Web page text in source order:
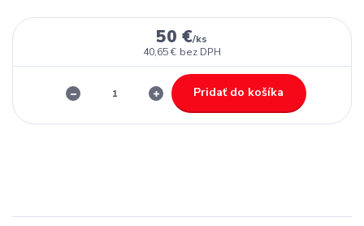
50 €/ks
40,65 € bez DPH
Pridať do košíka